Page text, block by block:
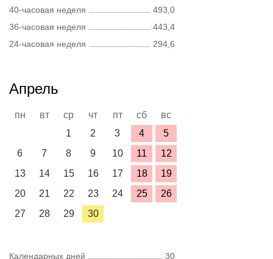
40-часовая неделя
493,0
36-часовая неделя
443,4
24-часовая неделя
294,6
Апрель
пн вт ср чт пт сб
вс
1
2 3 4
5
6
7 8 9 10 11
12
13
14 15 16 17 18
19
20
21 22 23 24 25
26
27
28 29 30
Календарных дней
30